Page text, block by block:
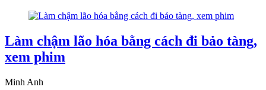
Làm chậm lão hóa bằng cách đi bảo tàng,
xem phim
Minh Anh